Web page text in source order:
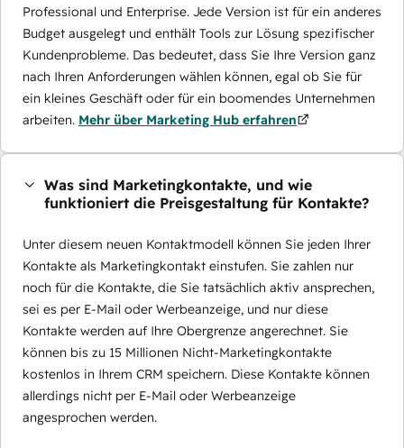
Professional und Enterprise. Jede Version ist für ein anderes
Budget ausgelegt und enthält Tools zur Lösung spezifischer
Kundenprobleme. Das bedeutet, dass Sie Ihre Version ganz
nach Ihren Anforderungen wählen können, egal ob Sie für
ein kleines Geschäft oder für ein boomendes Unternehmen
arbeiten. Mehr über Marketing Hub erfahren
Was sind Marketingkontakte, und wie
funktioniert die Preisgestaltung für Kontakte?
Unter diesem neuen Kontaktmodell können Sie jeden Ihrer
Kontakte als Marketingkontakt einstufen. Sie zahlen nur
noch für die Kontakte, die Sie tatsächlich aktiv ansprechen,
sei es per E-Mail oder Werbeanzeige, und nur diese
Kontakte werden auf Ihre Obergrenze angerechnet. Sie
können bis zu 15 Millionen Nicht-Marketingkontakte
kostenlos in Ihrem CRM speichern. Diese Kontakte können
allerdings nicht per E-Mail oder Werbeanzeige
angesprochen werden.